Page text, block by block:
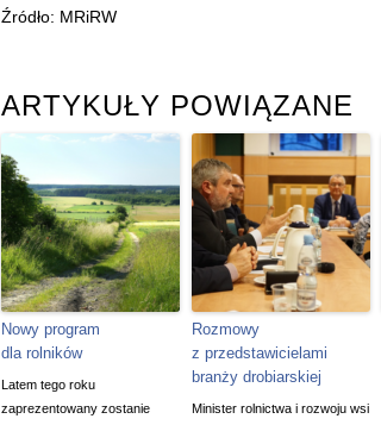
Źródło: MRiRW
ARTYKUŁY POWIĄZANE
Nowy program
dla rolników
Latem tego roku
zaprezentowany zostanie
Rozmowy
z przedstawicielami
branży drobiarskiej
Minister rolnictwa i rozwoju wsi